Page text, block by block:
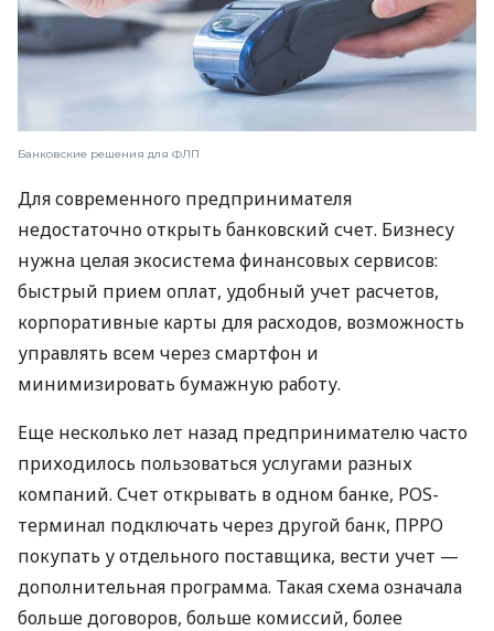
Банковские решения для ФЛП
Для современного предпринимателя
недостаточно открыть банковский счет. Бизнесу
нужна целая экосистема финансовых сервисов:
быстрый прием оплат, удобный учет расчетов,
корпоративные карты для расходов, возможность
управлять всем через смартфон и
минимизировать бумажную работу.
Еще несколько лет назад предпринимателю часто
приходилось пользоваться услугами разных
компаний. Счет открывать в одном банке, POS-
терминал подключать через другой банк, ПРРО
покупать у отдельного поставщика, вести учет —
дополнительная программа. Такая схема означала
больше договоров, больше комиссий, более